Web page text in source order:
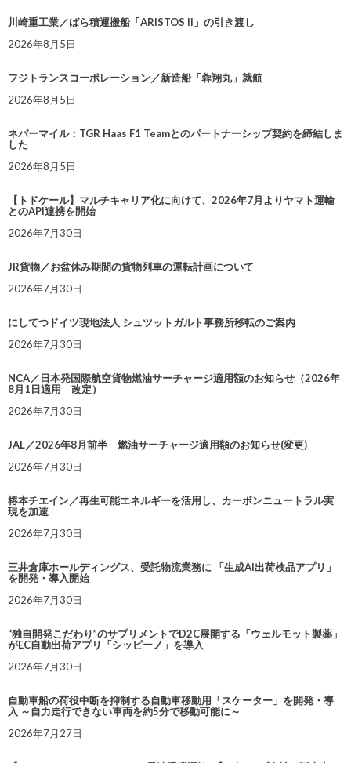
川崎重工業／ばら積運搬船「ARISTOS II」の引き渡し
2026年8月5日
フジトランスコーポレーション／新造船「蓉翔丸」就航
2026年8月5日
ネバーマイル：TGR Haas F1 Teamとのパートナーシップ契約を締結しま
した
2026年8月5日
【トドケール】マルチキャリア化に向けて、2026年7月よりヤマト運輸
とのAPI連携を開始
2026年7月30日
JR貨物／お盆休み期間の貨物列車の運転計画について
2026年7月30日
にしてつドイツ現地法人 シュツットガルト事務所移転のご案内
2026年7月30日
NCA／日本発国際航空貨物燃油サーチャージ適用額のお知らせ（2026年
8月1日適用 改定）
2026年7月30日
JAL／2026年8月前半 燃油サーチャージ適用額のお知らせ(変更)
2026年7月30日
椿本チエイン／再生可能エネルギーを活用し、カーボンニュートラル実
現を加速
2026年7月30日
三井倉庫ホールディングス、受託物流業務に 「生成AI出荷検品アプリ」
を開発・導入開始
2026年7月30日
“独自開発こだわり”のサプリメントでD2C展開する「ウェルモット製薬」
がEC自動出荷アプリ「シッピーノ」を導入
2026年7月30日
自動車船の荷役中断を抑制する自動車移動用「スケーター」を開発・導
入 ～自力走行できない車両を約5分で移動可能に～
2026年7月27日